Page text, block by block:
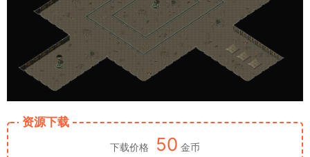
资源下载
下载价格 50 金币